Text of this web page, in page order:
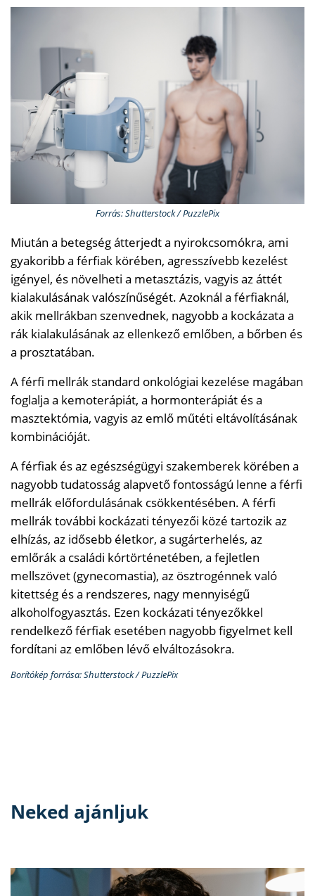
Forrás: Shutterstock / PuzzlePix
Miután a betegség átterjedt a nyirokcsomókra, ami
gyakoribb a férfiak körében, agresszívebb kezelést
igényel, és növelheti a metasztázis, vagyis az áttét
kialakulásának valószínűségét. Azoknál a férfiaknál,
akik mellrákban szenvednek, nagyobb a kockázata a
rák kialakulásának az ellenkező emlőben, a bőrben és
a prosztatában.
A férfi mellrák standard onkológiai kezelése magában
foglalja a kemoterápiát, a hormonterápiát és a
masztektómia, vagyis az emlő műtéti eltávolításának
kombinációját.
A férfiak és az egészségügyi szakemberek körében a
nagyobb tudatosság alapvető fontosságú lenne a férfi
mellrák előfordulásának csökkentésében. A férfi
mellrák további kockázati tényezői közé tartozik az
elhízás, az idősebb életkor, a sugárterhelés, az
emlőrák a családi kórtörténetében, a fejletlen
mellszövet (gynecomastia), az ösztrogénnek való
kitettség és a rendszeres, nagy mennyiségű
alkoholfogyasztás. Ezen kockázati tényezőkkel
rendelkező férfiak esetében nagyobb figyelmet kell
fordítani az emlőben lévő elváltozásokra.
Borítókép forrása: Shutterstock / PuzzlePix
Neked ajánljuk